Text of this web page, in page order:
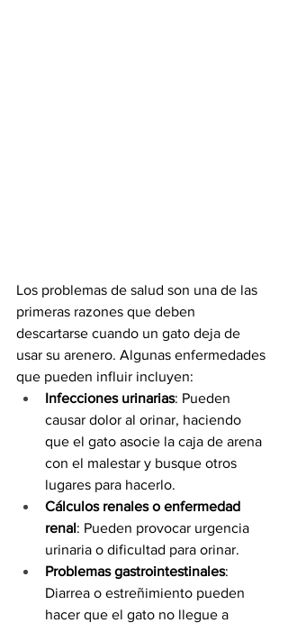
Los problemas de salud son una de las
primeras razones que deben
descartarse cuando un gato deja de
usar su arenero. Algunas enfermedades
que pueden influir incluyen:
Infecciones urinarias: Pueden
causar dolor al orinar, haciendo
que el gato asocie la caja de arena
con el malestar y busque otros
lugares para hacerlo.
Cálculos renales o enfermedad
renal: Pueden provocar urgencia
urinaria o dificultad para orinar.
Problemas gastrointestinales:
Diarrea o estreñimiento pueden
hacer que el gato no llegue a